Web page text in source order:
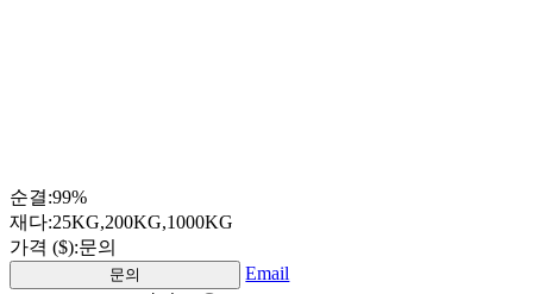
순결:99%
재다:25KG,200KG,1000KG
가격 ($):문의
문의
Email